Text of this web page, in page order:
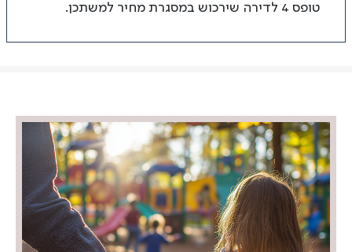
טופס 4 לדירה שירכוש במסגרת מחיר למשתכן.